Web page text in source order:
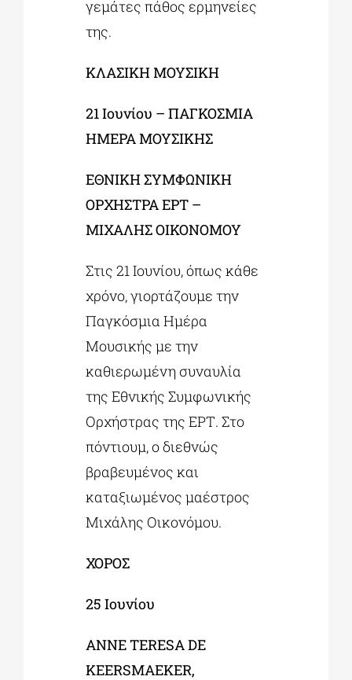
γεμάτες πάθος ερμηνείες
της.
ΚΛΑΣΙΚΗ ΜΟΥΣΙΚΗ
21 Ιουνίου – ΠΑΓΚΟΣΜΙΑ
ΗΜΕΡΑ ΜΟΥΣΙΚΗΣ
ΕΘΝΙΚΗ ΣΥΜΦΩΝΙΚΗ
ΟΡΧΗΣΤΡΑ ΕΡΤ –
ΜΙΧΑΛΗΣ ΟΙΚΟΝΟΜΟΥ
Στις 21 Ιουνίου, όπως κάθε
χρόνο, γιορτάζουμε την
Παγκόσμια Ημέρα
Μουσικής με την
καθιερωμένη συναυλία
της Εθνικής Συμφωνικής
Ορχήστρας της ΕΡΤ. Στο
πόντιουμ, ο διεθνώς
βραβευμένος και
καταξιωμένος μαέστρος
Μιχάλης Οικονόμου.
ΧΟΡΟΣ
25Ιουνίου
ANNE TERESA DE
KEERSMAEKER,